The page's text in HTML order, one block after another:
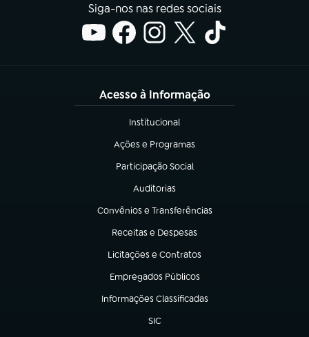
Siga-nos nas redes sociais
Acesso à Informação
Institucional
(abre em nova aba)
Ações e Programas
(abre em nova aba)
Participação Social
(abre em nova aba)
Auditorias
(abre em nova aba)
Convênios e Transferências
(abre em nova aba)
Receitas e Despesas
(abre em nova aba)
Licitações e Contratos
(abre em nova aba)
Empregados Públicos
(abre em nova aba)
Informações Classificadas
(abre em nova aba)
SIC
(abre em nova aba)